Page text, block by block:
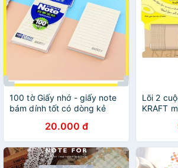
100 tờ Giấy nhớ - giấy note
bám dính tốt có dòng kẻ
153mm, 4 màu/Tập
20.000 đ
Lõi 2
KRAFT